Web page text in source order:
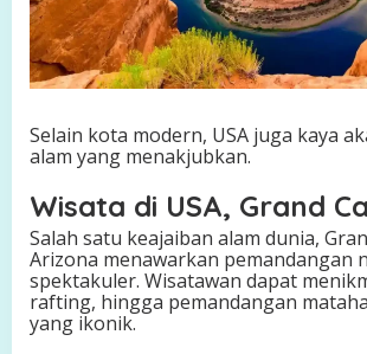
Selain kota modern, USA juga kaya
alam yang menakjubkan.
Wisata di USA, Grand
Salah satu keajaiban alam dunia,
Arizona menawarkan pemandangan
spektakuler. Wisatawan dapat
rafting, hingga pemandangan
yang ikonik.